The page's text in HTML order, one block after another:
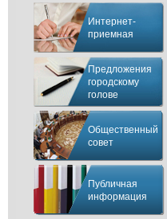
Интернет-
приемная
Предложения
городскому
голове
Общественный
совет
Публичная
информация